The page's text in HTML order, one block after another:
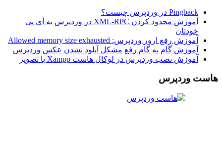
Pingback در وردپرس چیست؟
آموزش محدود کردن XML-RPC در وردپرس به آی پی
خودتان
آموزش رفع ارور وردپرس: Allowed memory size exhausted
آموزش گام به گام رفع مشکل آپلود نشدن عکس وردپرس
آموزش نصب وردپرس در لوکال هاست Xampp با تصویر
هاست وردپرس